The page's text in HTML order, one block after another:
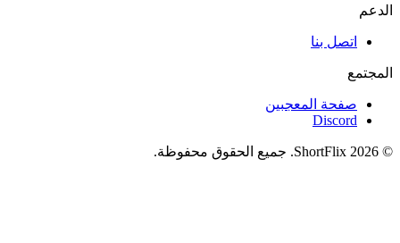
الدعم
اتصل بنا
المجتمع
صفحة المعجبين
Discord
© 2026 ShortFlix. جميع الحقوق محفوظة.